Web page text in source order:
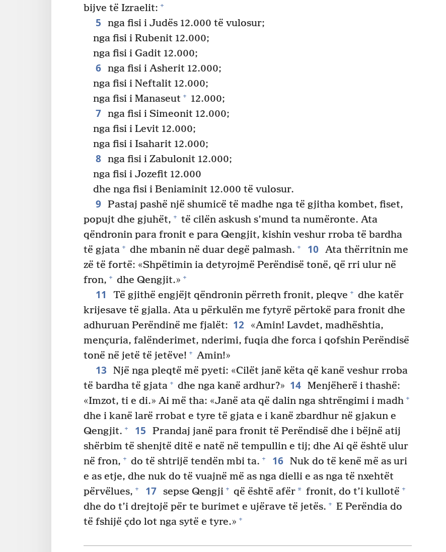
bijve të Izraelit: +
5
nga fisi i Judës 12.000 të vulosur;
nga fisi i Rubenit 12.000;
nga fisi i Gadit 12.000;
6 nga fisi i Asherit 12.000;
nga fisi i Neftalit 12.000;
nga fisi i Manaseut + 12.000;
7 nga fisi i Simeonit 12.000;
nga fisi i Levit 12.000;
nga fisi i Isaharit 12.000;
8 nga fisi i Zabulonit 12.000;
nga fisi i Jozefit 12.000
dhe nga fisi i Beniaminit 12.000 të vulosur.
9 Pastaj pashë një shumicë të madhe nga të gjitha kombet, fiset,
popujt dhe gjuhët, + të cilën askush s’mund ta numëronte. Ata
qëndronin para fronit e para Qengjit, kishin veshur rroba të bardha
të gjata + dhe mbanin në duar degë palmash. + 10 Ata thërritnin me
zë të fortë: «Shpëtimin ia detyrojmë Perëndisë tonë, që rri ulur në
fron, + dhe Qengjit.» +
11 Të gjithë engjëjt qëndronin përreth fronit, pleqve + dhe katër
krijesave të gjalla. Ata u përkulën me fytyrë përtokë para fronit dhe
adhuruan Perëndinë me fjalët: 12
«Amin! Lavdet, madhështia,
mençuria, falënderimet, nderimi, fuqia dhe forca i qofshin Perëndisë
tonë në jetë të jetëve! + Amin!»
13
Një nga pleqtë më pyeti: «Cilët janë këta që kanë veshur rroba
të bardha të gjata + dhe nga kanë ardhur?» 14 Menjëherë i thashë:
«Imzot, ti e di.» Ai më tha: «Janë ata që dalin nga shtrëngimi i madh +
dhe i kanë larë rrobat e tyre të gjata e i kanë zbardhur në gjakun e
Qengjit. + 15
Prandaj janë para fronit të Perëndisë dhe i bëjnë atij
shërbim të shenjtë ditë e natë në tempullin e tij; dhe Ai që është ulur
në fron, + do të shtrijë tendën mbi ta. + 16 Nuk do të kenë më as uri
e as etje, dhe nuk do të vuajnë më as nga dielli e as nga të nxehtët
përvëlues, + 17 sepse Qengji + që është afër* fronit, do t’i kullotë +
dhe do t’i drejtojë për te burimet e ujërave të jetës. + E Perëndia do
të fshijë çdo lot nga sytë e tyre.» +